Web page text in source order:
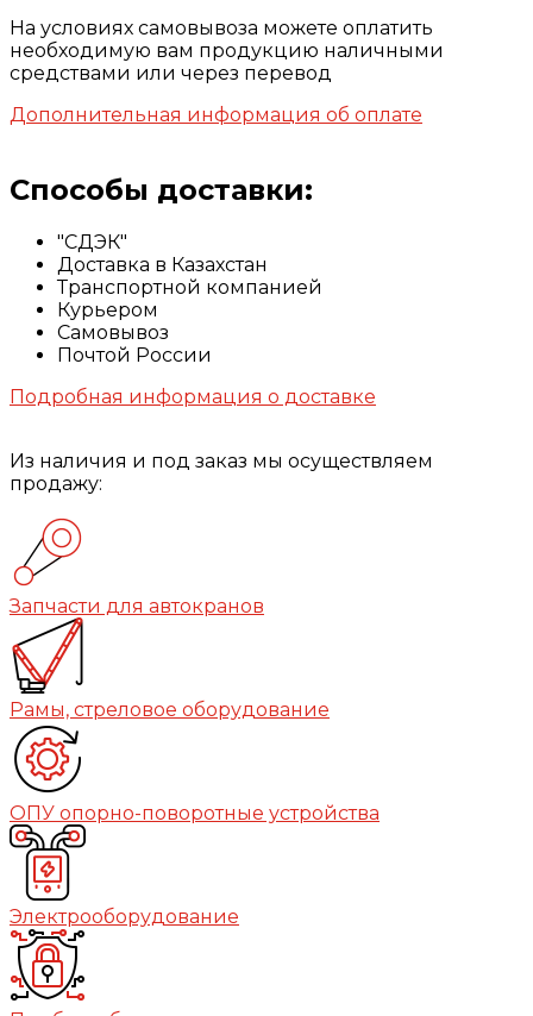
На условиях самовывоза можете оплатить
необходимую вам продукцию наличными
средствами или через перевод
Дополнительная информация об оплате
Способы доставки:
"СДЭК"
Доставка в Казахстан
Транспортной компанией
Курьером
Самовывоз
Почтой России
Подробная информация о доставке
Из наличия и под заказ мы осуществляем
продажу:
Запчасти для автокранов
Рамы, стреловое оборудование
ОПУ опорно-поворотные устройства
Электрооборудование